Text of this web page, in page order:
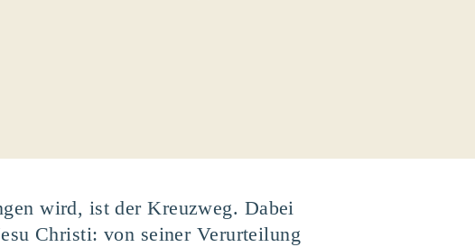
wird, ist der Kreuzweg. Dabei
Christi: von seiner Verurteilung